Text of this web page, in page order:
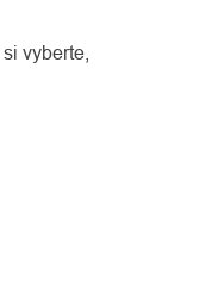
vyberte,